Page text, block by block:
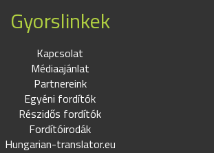
Gyorslinkek
Kapcsolat
Médiaajánlat
Partnereink
Egyéni fordítók
Részidős fordítók
Fordítóirodák
Hungarian-translator.eu